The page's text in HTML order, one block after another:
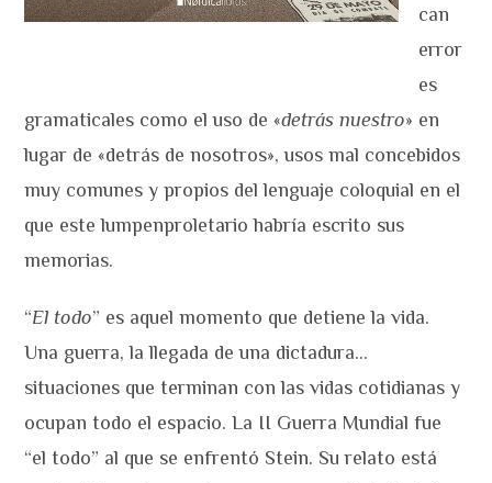
can
error
es
gramaticales como el uso de «detrás nuestro» en
lugar de «detrás de nosotros», usos mal concebidos
muy comunes y propios del lenguaje coloquial en el
que este lumpenproletario habría escrito sus
memorias.
“El todo” es aquel momento que detiene la vida.
Una guerra, la llegada de una dictadura…
situaciones que terminan con las vidas cotidianas y
ocupan todo el espacio. La II Guerra Mundial fue
“el todo” al que se enfrentó Stein. Su relato está